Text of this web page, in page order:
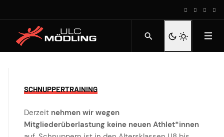
SCHNUPPERTRAINING
Derzeit nehmen wir wegen
Mitgliederüberlastung keine neuen Athlet*innen